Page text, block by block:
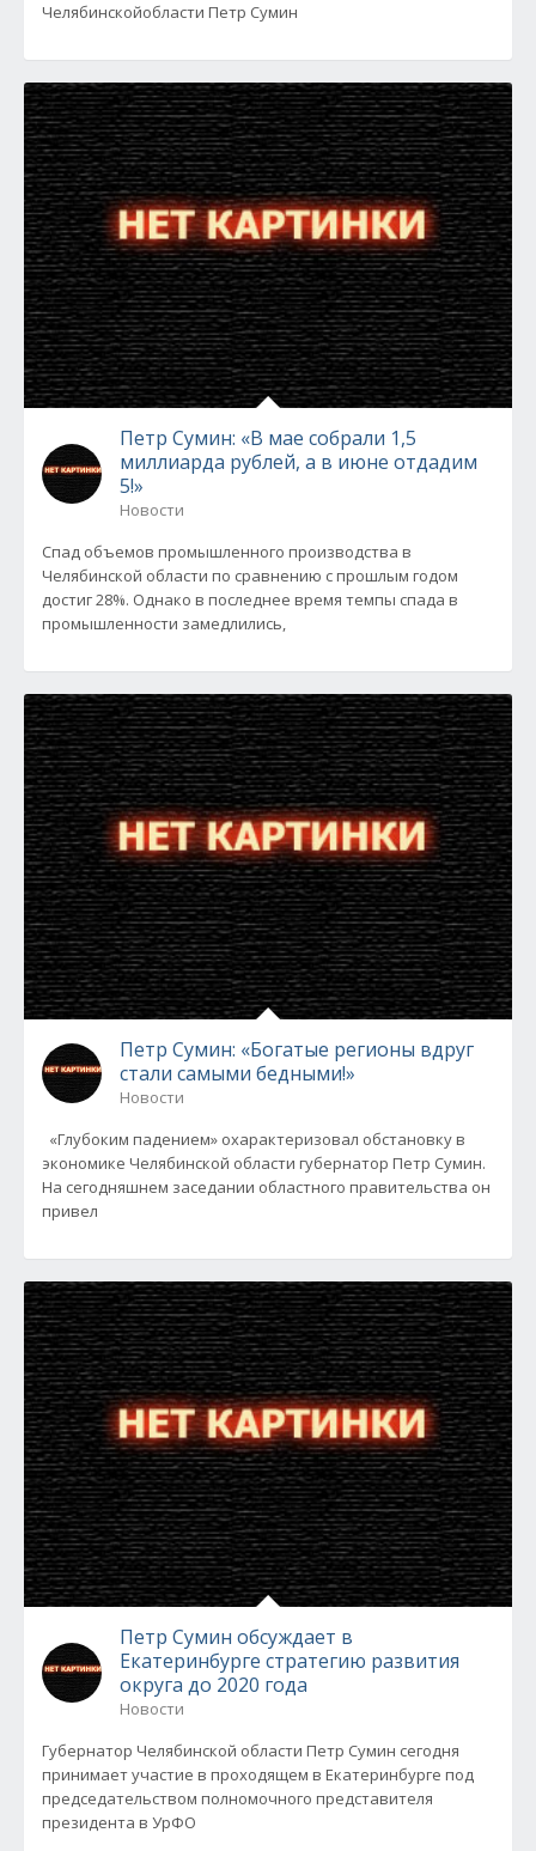
Челябинскойобласти Петр Сумин
Петр Сумин: «В мае собрали 1,5
миллиарда рублей, а в июне отдадим
5!»
Новости
Спад объемов промышленного производства в
Челябинской области по сравнению с прошлым годом
достиг 28%. Однако в последнее время темпы спада в
промышленности замедлились,
Петр Сумин: «Богатые регионы вдруг
стали самыми бедными!»
Новости
«Глубоким падением» охарактеризовал обстановку в
экономике Челябинской области губернатор Петр Сумин.
На сегодняшнем заседании областного правительства он
привел
Петр Сумин обсуждает в
Екатеринбурге стратегию развития
округа до 2020 года
Новости
Губернатор Челябинской области Петр Сумин сегодня
принимает участие в проходящем в Екатеринбурге под
председательством полномочного представителя
президента в УрФО